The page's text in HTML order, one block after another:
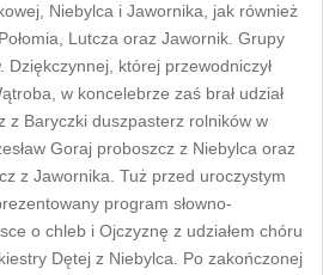
Niebylca i Jawornika, jak również
Lutcza oraz Jawornik. Grupy
Dziękczynnej, której przewodniczył
w koncelebrze zaś brał udział
z Baryczki duszpasterz rolników w
Goraj proboszcz z Niebylca oraz
z Jawornika. Tuż przed uroczystym
program słowno-
o chleb i Ojczyznę z udziałem chóru
Dętej z Niebylca. Po zakończonej